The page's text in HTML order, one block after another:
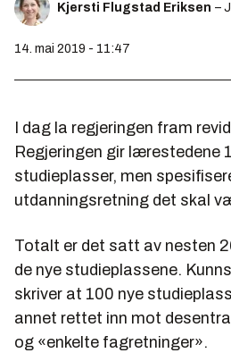
Kjersti Flugstad Eriksen –
14. mai 2019 - 11:47
I dag la regjeringen fram
Regjeringen gir lærestedene
studieplasser, men
utdanningsretning det skal
Totalt er det satt av nesten
de nye studieplassene.
skriver at 100 nye
annet rettet inn mot
og «enkelte fagretninger».